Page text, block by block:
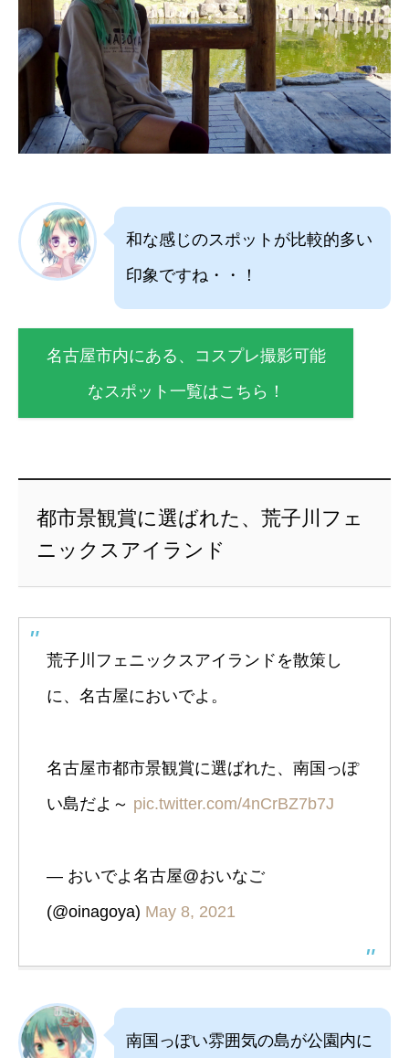
和な感じのスポットが比較的多い
印象ですね・・！
名古屋市内にある、コスプレ撮影可能
なスポット一覧はこちら！
都市景観賞に選ばれた、荒子川フェ
ニックスアイランド
荒子川フェニックスアイランドを散策し
に、名古屋においでよ。
名古屋市都市景観賞に選ばれた、南国っぽ
い島だよ～ pic.twitter.com/4nCrBZ7b7J
— おいでよ名古屋@おいなご
(@oinagoya) May 8, 2021
南国っぽい雰囲気の島が公園内に